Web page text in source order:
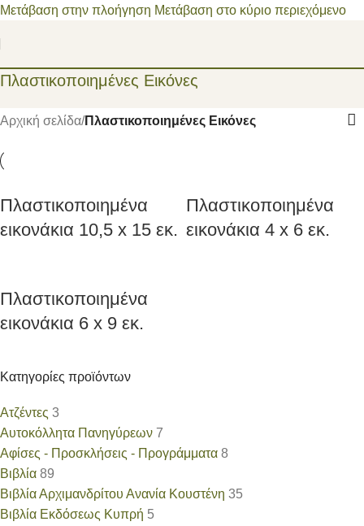
Μετάβαση στην πλοήγηση Μετάβαση στο κύριο περιεχόμενο
Πλαστικοποιημένες Εικόνες
Κατηγορίες προϊόντων
Ατζέντες 3
Αυτοκόλλητα Πανηγύρεων 7
Αφίσες - Προσκλήσεις - Προγράμματα 8
Βιβλία 89
Βιβλία Αρχιμανδρίτου Ανανία Κουστένη 35
Βιβλία Εκδόσεως Κυπρή 5
Αρχική σελίδα/Πλαστικοποιημένες Εικόνες
Πλαστικοποιημένα
εικονάκια 10,5 x 15 εκ.
Πλαστικοποιημένα
εικονάκια 4 x 6 εκ.
Πλαστικοποιημένα
εικονάκια 6 x 9 εκ.